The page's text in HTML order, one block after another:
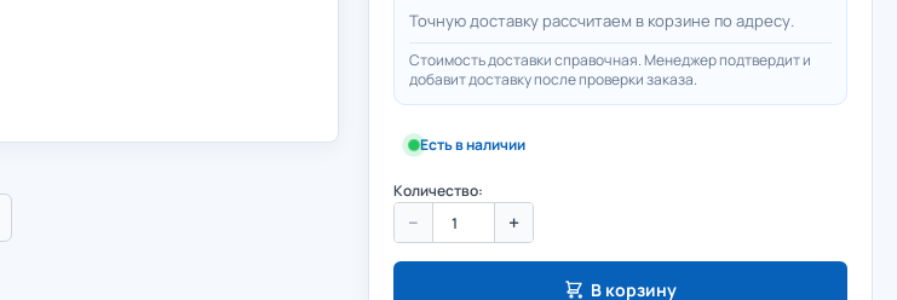
Точную доставку рассчитаем в корзине по адресу.
Стоимость доставки справочная. Менеджер подтвердит и
добавит доставку после проверки заказа.
Есть в наличии
Количество:
− +
В корзину